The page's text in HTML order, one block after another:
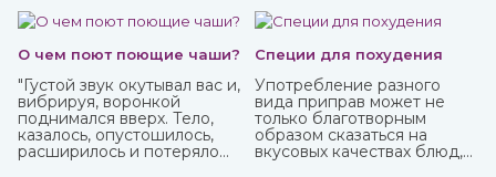
известен очень давно.
О чем поют поющие чаши?
"Густой звук окутывал вас и,
вибрируя, воронкой
поднимался вверх. Тело,
казалось, опустошилось,
расширилось и потеряло
Специи для похудения
Употребление разного
вида приправ может не
только благотворным
образом сказаться на
вкусовых качествах блюд,